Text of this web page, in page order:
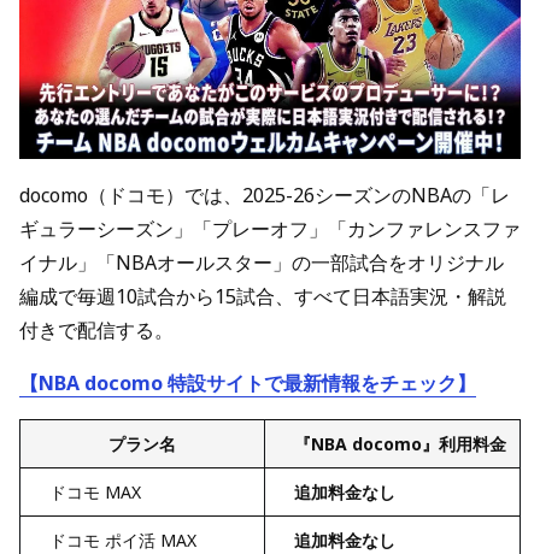
docomo（ドコモ）では、2025-26シーズンのNBAの「レ
ギュラーシーズン」「プレーオフ」「カンファレンスファ
イナル」「NBAオールスター」の一部試合をオリジナル
編成で毎週10試合から15試合、すべて日本語実況・解説
付きで配信する。
【NBA docomo 特設サイトで最新情報をチェック】
プラン名 『NBA docomo』利用料金
ドコモ MAX 追加料金なし
ドコモ ポイ活 MAX 追加料金なし